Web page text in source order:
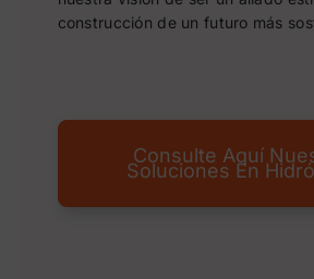
construcción de un futuro más
Consulte Aquí
Soluciones En